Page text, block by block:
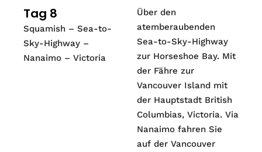
Tag 8
Squamish – Sea-to-
Sky-Highway –
Nanaimo – Victoria
Über den
atemberaubenden
Sea-to-Sky-Highway
zur Horseshoe Bay. Mit
der Fähre zur
Vancouver Island mit
der Hauptstadt British
Columbias, Victoria. Via
Nanaimo fahren Sie
auf der Vancouver